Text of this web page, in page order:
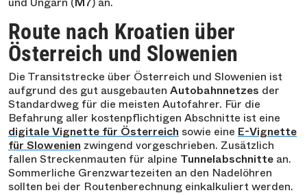
Route nach Kroatien über
Österreich und Slowenien
Die Transitstrecke über Österreich und Slowenien ist
aufgrund des gut ausgebauten Autobahnnetzes der
Standardweg für die meisten Autofahrer. Für die
Befahrung aller kostenpflichtigen Abschnitte ist eine
digitale Vignette für Österreich sowie eine E-Vignette
für Slowenien zwingend vorgeschrieben. Zusätzlich
fallen Streckenmauten für alpine Tunnelabschnitte an.
Sommerliche Grenzwartezeiten an den Nadelöhren
sollten bei der Routenberechnung einkalkuliert werden.